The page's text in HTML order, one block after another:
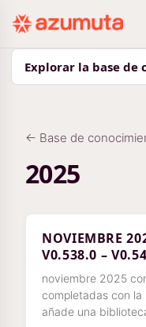
Explorar la base de
← Base de
2025
NOVIEMBRE
V0.538.0 –
noviembre 2025
completadas con la
añade una